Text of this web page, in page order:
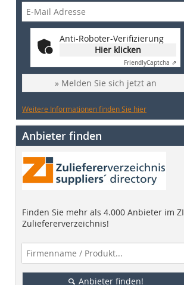
Anti-Roboter-Verifizierung
Hier klicken
FriendlyCaptcha ⇗
» Melden Sie sich jetzt an
Weitere Informationen finden Sie hier
Anbieter finden
Finden Sie mehr als 4.000 Anbieter im ZI
Zuliefererverzeichnis!
Anbieter finden!